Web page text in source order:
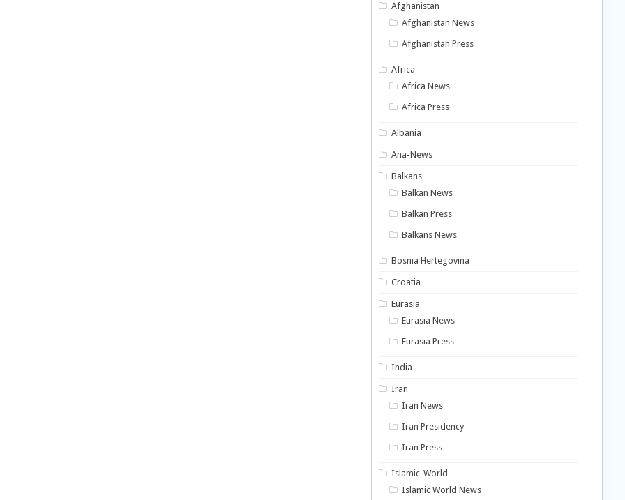
Afghanistan
Afghanistan News
Afghanistan Press
Africa
Africa News
Africa Press
Albania
Ana-News
Balkans
Balkan News
Balkan Press
Balkans News
Bosnia Hertegovina
Croatia
Eurasia
Eurasia News
Eurasia Press
India
Iran
Iran News
Iran Presidency
Iran Press
Islamic-World
Islamic World News